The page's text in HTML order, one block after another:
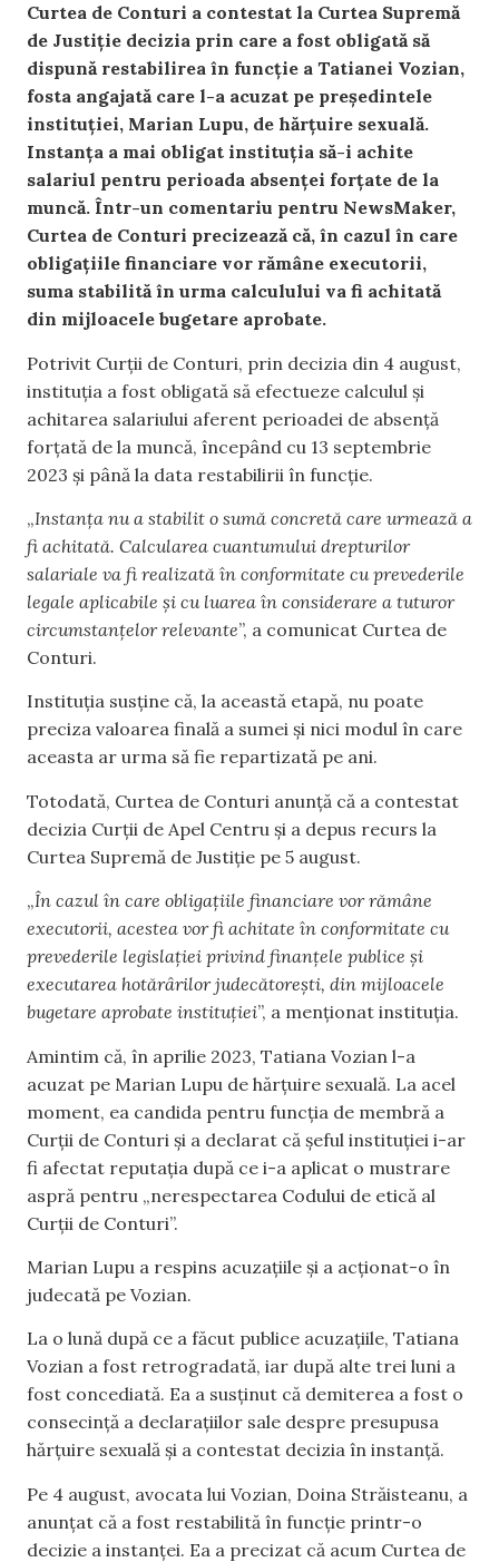
Curtea de Conturi a contestat la Curtea Supremă
de Justiție decizia prin care a fost obligată să
dispună restabilirea în funcție a Tatianei Vozian,
fosta angajată care l-a acuzat pe președintele
instituției, Marian Lupu, de hărțuire sexuală.
Instanța a mai obligat instituția să-i achite
salariul pentru perioada absenței forțate de la
muncă. Într-un comentariu pentru NewsMaker,
Curtea de Conturi precizează că, în cazul în care
obligațiile financiare vor rămâne executorii,
suma stabilită în urma calculului va fi achitată
din mijloacele bugetare aprobate.
Potrivit Curții de Conturi, prin decizia din 4 august,
instituția a fost obligată să efectueze calculul și
achitarea salariului aferent perioadei de absență
forțată de la muncă, începând cu 13 septembrie
2023 și până la data restabilirii în funcție.
„Instanța nu a stabilit o sumă concretă care urmează a
fi achitată. Calcularea cuantumului drepturilor
salariale va fi realizată în conformitate cu prevederile
legale aplicabile și cu luarea în considerare a tuturor
circumstanțelor relevante”, a comunicat Curtea de
Conturi.
Instituția susține că, la această etapă, nu poate
preciza valoarea finală a sumei și nici modul în care
aceasta ar urma să fie repartizată pe ani.
Totodată, Curtea de Conturi anunță că a contestat
decizia Curții de Apel Centru și a depus recurs la
Curtea Supremă de Justiție pe 5 august.
„În cazul în care obligațiile financiare vor rămâne
executorii, acestea vor fi achitate în conformitate cu
prevederile legislației privind finanțele publice și
executarea hotărârilor judecătorești, din mijloacele
bugetare aprobate instituției”, a menționat instituția.
Amintim că, în aprilie 2023, Tatiana Vozian l-a
acuzat pe Marian Lupu de hărțuire sexuală. La acel
moment, ea candida pentru funcția de membră a
Curții de Conturi și a declarat că șeful instituției i-ar
fi afectat reputația după ce i-a aplicat o mustrare
aspră pentru „nerespectarea Codului de etică al
Curții de Conturi”.
Marian Lupu a respins acuzațiile și a acționat-o în
judecată pe Vozian.
La o lună după ce a făcut publice acuzațiile, Tatiana
Vozian a fost retrogradată, iar după alte trei luni a
fost concediată. Ea a susținut că demiterea a fost o
consecință a declarațiilor sale despre presupusa
hărțuire sexuală și a contestat decizia în instanță.
Pe 4 august, avocata lui Vozian, Doina Străisteanu, a
anunțat că a fost restabilită în funcție printr-o
decizie a instanței. Ea a precizat că acum Curtea de